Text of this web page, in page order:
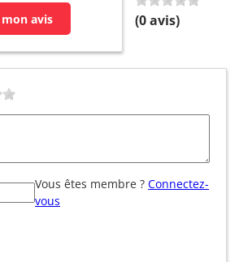
avis
(0avis)
Vous êtes membre ? Connectez-
vous